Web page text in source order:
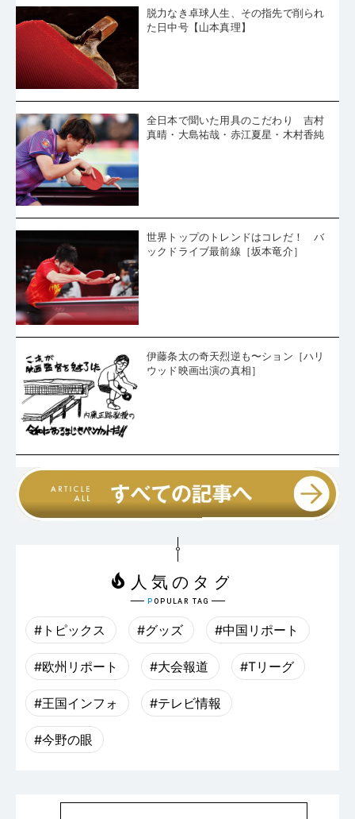
脱力なき卓球人生、その指先で削られ
た日中号【山本真理】
全日本で聞いた用具のこだわり 吉村
真晴・大島祐哉・赤江夏星・木村香純
世界トップのトレンドはコレだ！ バ
ックドライブ最前線［坂本竜介］
伊藤条太の奇天烈逆も〜ション［ハリ
ウッド映画出演の真相］
#トピックス #グッズ #中国リポート
#欧州リポート #大会報道 #Tリーグ
#王国インフォ #テレビ情報
#今野の眼